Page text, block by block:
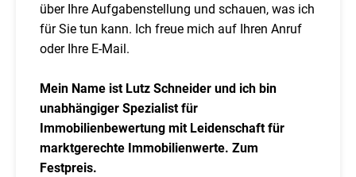
über Ihre Aufgabenstellung und schauen, was ich
für Sie tun kann. Ich freue mich auf Ihren Anruf
oder Ihre E-Mail.
Mein Name ist Lutz Schneider und ich bin
unabhängiger Spezialist für
Immobilienbewertung mit Leidenschaft für
marktgerechte Immobilienwerte. Zum
Festpreis.